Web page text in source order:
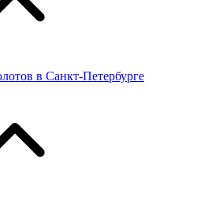
в Санкт-Петербурге